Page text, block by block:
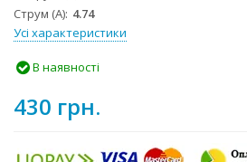
Струм (А) 4.74
Усі характеристики
В наявності
430 грн.